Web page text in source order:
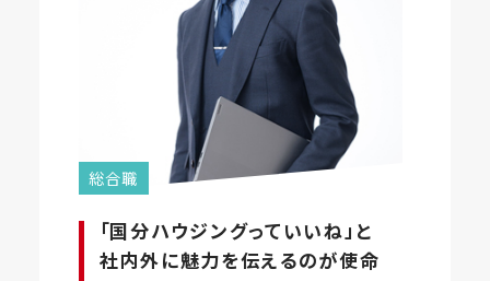
総合職
「国分ハウジングっていいね」と
社内外に魅力を伝えるのが使命